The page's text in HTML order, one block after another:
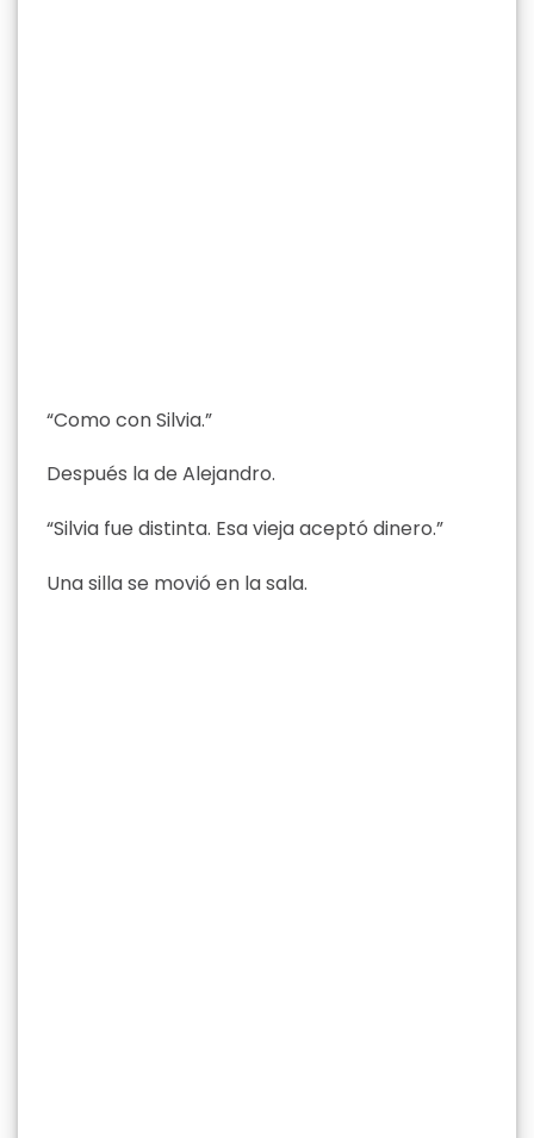
“Como con Silvia.”
Después la de Alejandro.
“Silvia fue distinta. Esa vieja aceptó dinero.”
Una silla se movió en la sala.